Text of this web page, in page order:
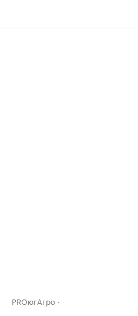
PROюгАгро